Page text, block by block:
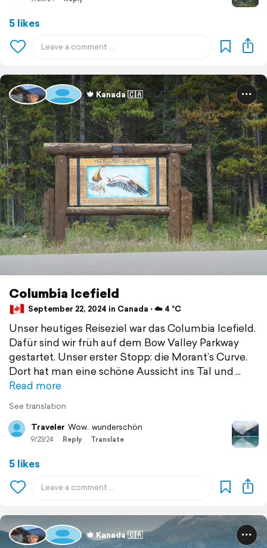
5 likes
🍁 Kanada 🇨🇦
Columbia Icefield
September 22, 2024 in Canada ⋅ ☁️ 4 °C
Unser heutiges Reiseziel war das Columbia Icefield.
Dafür sind wir früh auf dem Bow Valley Parkway
gestartet. Unser erster Stopp: die Morant’s Curve.
Dort hat man eine schöne Aussicht ins Tal und
Read more
See translation
Traveler Wow.. wunderschön
9/23/24 Reply Translate
5 likes
🍁 Kanada 🇨🇦